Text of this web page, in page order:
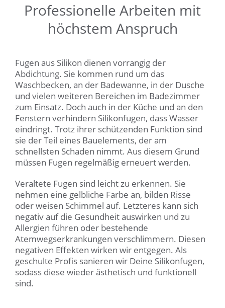
Professionelle Arbeiten mit
höchstem Anspruch
Fugen aus Silikon dienen vorrangig der
Abdichtung. Sie kommen rund um das
Waschbecken, an der Badewanne, in der Dusche
und vielen weiteren Bereichen im Badezimmer
zum Einsatz. Doch auch in der Küche und an den
Fenstern verhindern Silikonfugen, dass Wasser
eindringt. Trotz ihrer schützenden Funktion sind
sie der Teil eines Bauelements, der am
schnellsten Schaden nimmt. Aus diesem Grund
müssen Fugen regelmäßig erneuert werden.
Veraltete Fugen sind leicht zu erkennen. Sie
nehmen eine gelbliche Farbe an, bilden Risse
oder weisen Schimmel auf. Letzteres kann sich
negativ auf die Gesundheit auswirken und zu
Allergien führen oder bestehende
Atemwegserkrankungen verschlimmern. Diesen
negativen Effekten wirken wir entgegen. Als
geschulte Profis sanieren wir Deine Silikonfugen,
sodass diese wieder ästhetisch und funktionell
sind.